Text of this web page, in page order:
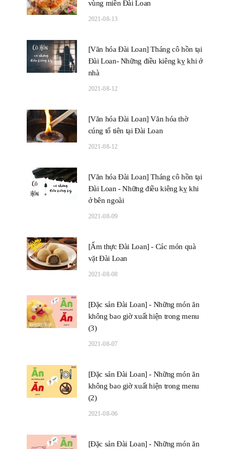
vùng miền Đài Loan
2021-08-13
[Văn hóa Đài Loan] Tháng cô hồn tại
Đài Loan- Những điều kiêng kỵ khi ở
nhà
2021-08-12
[Văn hóa Đài Loan] Văn hóa thờ
cúng tổ tiên tại Đài Loan
2021-08-12
[Văn hóa Đài Loan] Tháng cô hồn tại
Đài Loan - Những điều kiêng kỵ khi
ở bên ngoài
2021-08-09
[Ẩm thực Đài Loan] - Các món quà
vặt Đài Loan
2021-08-08
[Đặc sản Đài Loan] - Những món ăn
không bao giờ xuất hiện trong menu
(3)
2021-08-07
[Đặc sản Đài Loan] - Những món ăn
không bao giờ xuất hiện trong menu
(2)
2021-08-06
[Đặc sản Đài Loan] - Những món ăn